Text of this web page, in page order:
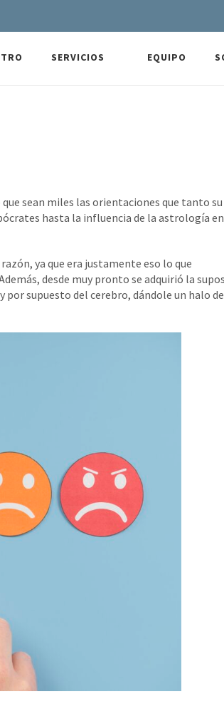
SERVICIOS EQUIPO
sean miles las orientaciones que tanto su
hasta la influencia de la astrología
ya que era justamente eso lo que
desde muy pronto se adquirió la
por supuesto del cerebro, dándole un halo de